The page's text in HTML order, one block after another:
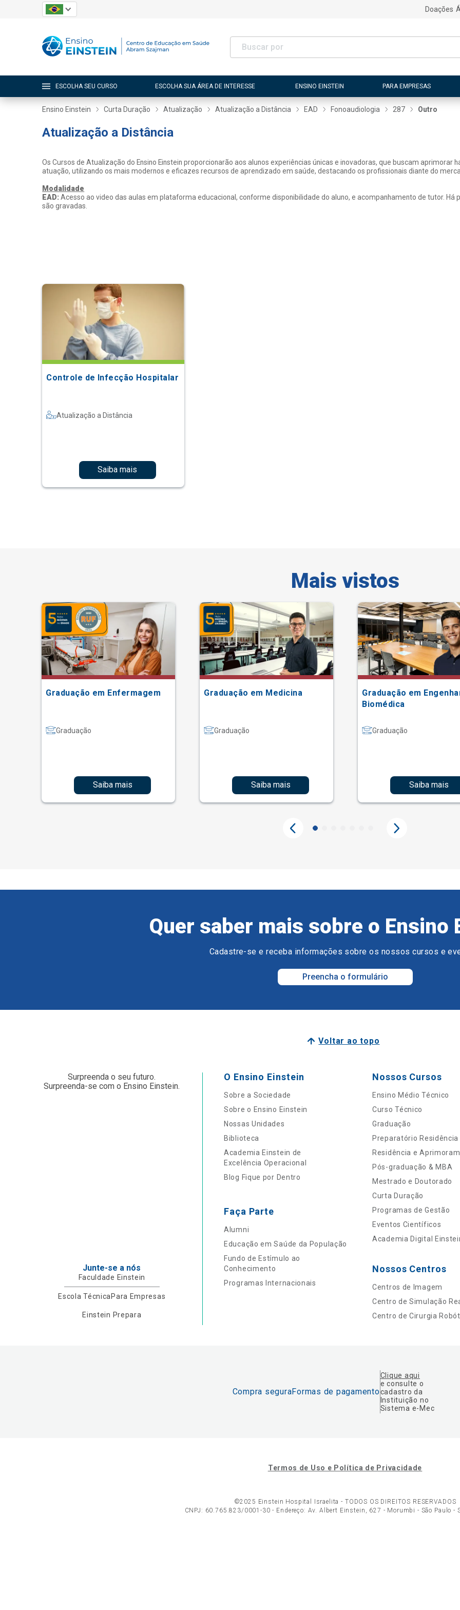
Doações
ESCOLHA SEU CURSO ESCOLHA SUA ÁREA DE INTERESSE ENSINO EINSTEIN PARA EMPRESAS
Ensino Einstein Curta Duração Atualização Atualização a Distância EAD Fonoaudiologia 287 Outro
Atualização a Distância
Os Cursos de Atualização do Ensino Einstein proporcionarão aos alunos experiências únicas e inovadoras, que buscam
atuação, utilizando os mais modernos e eficazes recursos de aprendizado em saúde, destacando os profissionais diante do
Modalidade
EAD:Acesso ao video das aulas em plataforma educacional, conforme disponibilidade do aluno, e acompanhamento de tutor. Há
são gravadas.
Controle de Infecção Hospitalar
Atualização a Distância
Saiba mais
Mais vistos
Graduação em Enfermagem
Graduação
Saiba mais
Graduação em Medicina
Graduação
Saiba mais
Graduação em
Biomédica
Graduação
Saiba mais
Quer saber mais sobre o Ensino
Cadastre-se e receba informações sobre os nossos cursos e
Preencha o formulário
Voltar ao topo
Surpreenda o seu futuro.
Surpreenda-se com o Ensino Einstein.
Junte-se a nós
Faculdade Einstein
Escola Técnica Para Empresas
Einstein Prepara
O Ensino Einstein
Sobre a Sociedade
Sobre o Ensino Einstein
Nossas Unidades
Biblioteca
Academia Einstein de
Excelência Operacional
Blog Fique por Dentro
Faça Parte
Alumni
Educação em Saúde da População
Fundo de Estímulo ao
Conhecimento
Programas Internacionais
Nossos Cursos
Ensino Médio Técnico
Curso Técnico
Graduação
Preparatório Residência
Residência e
Pós-graduação & MBA
Mestrado e Doutorado
Curta Duração
Programas de Gestão
Eventos Científicos
Academia Digital
Nossos Centros
Centros de Imagem
Centro de Simulação
Centro de Cirurgia
Compra seguraFormas de pagamento
Clique aqui
e consulte o
cadastro da
Instituição no
Sistema e-Mec
Termos de Uso e Política de Privacidade
©2025 Einstein Hospital Israelita - TODOS OS DIREITOS RESERVADOS
CNPJ: 60.765.823/0001-30 - Endereço: Av. Albert Einstein, 627 - Morumbi - São Paulo -